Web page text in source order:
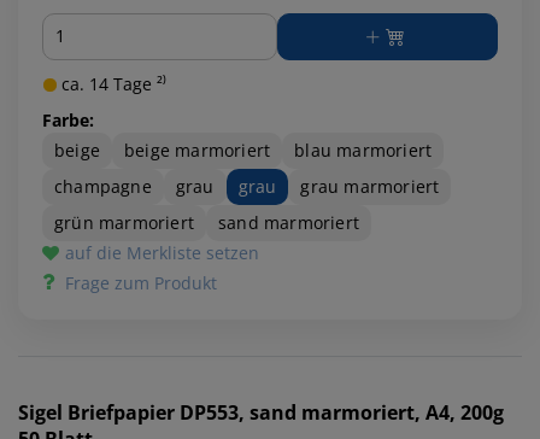
Menge
ca. 14 Tage ²⁾
Farbe:
beige
beige marmoriert
blau marmoriert
champagne
grau grau
grau marmoriert
grün marmoriert
sand marmoriert
auf die Merkliste setzen
Frage zum Produkt
Sigel Briefpapier DP553, sand marmoriert, A4, 200g